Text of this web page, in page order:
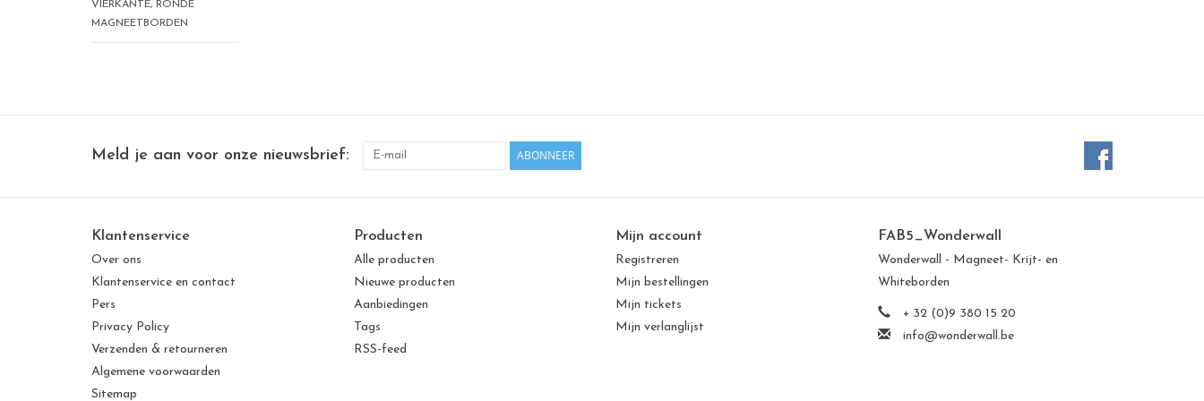
VIERKANTE, RONDE
MAGNEETBORDEN
Meld je aan voor onze nieuwsbrief: ABONNEER
Klantenservice
Over ons
Klantenservice en contact
Pers
Privacy Policy
Verzenden & retourneren
Algemene voorwaarden
Sitemap
Producten
Alle producten
Nieuwe producten
Aanbiedingen
Tags
RSS-feed
Mijn account
Registreren
Mijn bestellingen
Mijn tickets
Mijn verlanglijst
FAB5_Wonderwall
Wonderwall - Magneet- Krijt- en
Whiteborden
+ 32 (0)9 380 15 20
info@wonderwall.be